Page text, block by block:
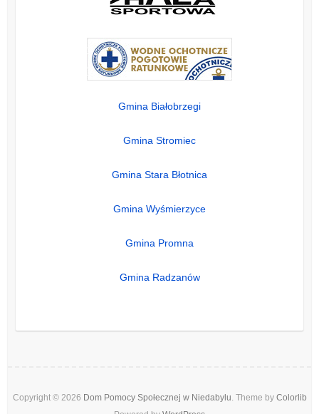
Gmina Białobrzegi
Gmina Stromiec
Gmina Stara Błotnica
Gmina Wyśmierzyce
Gmina Promna
Gmina Radzanów
Copyright © 2026 Dom Pomocy Społecznej w Niedabylu . Theme by Colorlib